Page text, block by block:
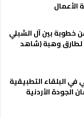
الأعمال
بين آل الشبلي
لطارق وهبة (شاهد
في البلقاء التطبيقية
الأردنية